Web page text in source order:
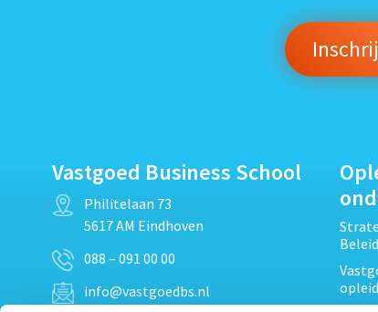
Vastgoed Business School
Philitelaan 73
5617 AM Eindhoven
088 – 091 00 00
info@vastgoedbs.nl